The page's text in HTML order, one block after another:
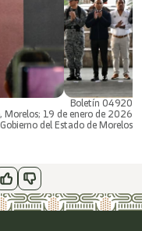
Boletín 04920
Morelos; 19 de enero de 2026
del Estado de Morelos